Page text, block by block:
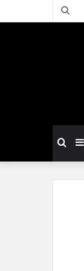
عن
إضافة
عمود